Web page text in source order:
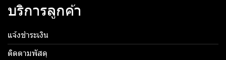
บริการลูกค้า
แจ้งชำระเงิน
ติดตามพัสดุ